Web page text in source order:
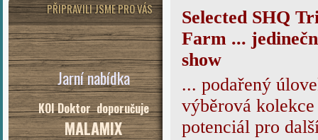
PŘIPRAVILI JSME PRO VÁS
Jarní nabídka
KOI Doktor doporučuje
MALAMIX
Selected SHQ
Farm ...
show
... podařený
výběrová
potenciál pro